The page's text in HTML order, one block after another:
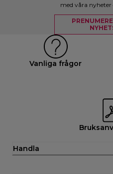
med våra nyheter
Vanliga frågor
Handla